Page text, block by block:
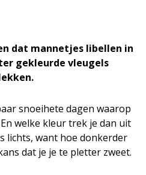
dat mannetjes libellen in
gekleurde vleugels
snoeihete dagen waarop
welke kleur trek je dan uit
lichts, want hoe donkerder
dat je je te pletter zweet.